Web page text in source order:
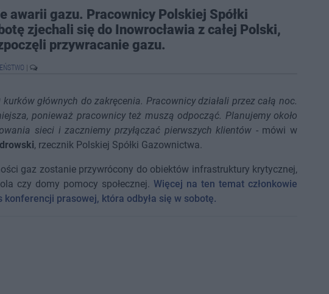
awarii gazu. Pracownicy Polskiej Spółki
zjechali się do Inowrocławia z całej Polski,
przywracanie gazu.
głównych do zakręcenia. Pracownicy działali przez całą noc.
ponieważ pracownicy też muszą odpocząć. Planujemy około
sieci i zaczniemy przyłączać pierwszych klientów - mówi w
, rzecznik Polskiej Spółki Gazownictwa.
gaz zostanie przywrócony do obiektów infrastruktury krytycznej,
czy domy pomocy społecznej. Więcej na ten temat członkowie
prasowej, która odbyła się w sobotę.